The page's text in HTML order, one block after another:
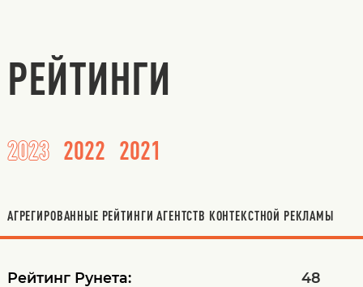
РЕЙТИНГИ
2023 2022 2021
АГРЕГИРОВАННЫЕ РЕЙТИНГИ АГЕНТСТВ КОНТЕКСТНОЙ РЕКЛАМЫ
Рейтинг Рунета:
48